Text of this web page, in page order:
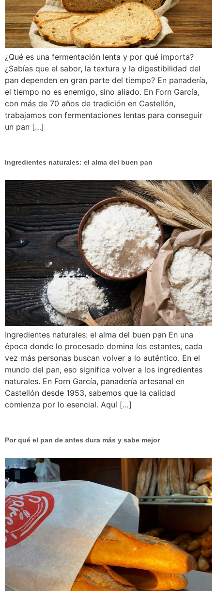
¿Qué es una fermentación lenta y por qué importa?
¿Sabías que el sabor, la textura y la digestibilidad del
pan dependen en gran parte del tiempo? En panadería,
el tiempo no es enemigo, sino aliado. En Forn García,
con más de 70 años de tradición en Castellón,
trabajamos con fermentaciones lentas para conseguir
un pan […]
Ingredientes naturales: el alma del buen pan
Ingredientes naturales: el alma del buen pan En una
época donde lo procesado domina los estantes, cada
vez más personas buscan volver a lo auténtico. En el
mundo del pan, eso significa volver a los ingredientes
naturales. En Forn García, panadería artesanal en
Castellón desde 1953, sabemos que la calidad
comienza por lo esencial. Aquí […]
Por qué el pan de antes dura más y sabe mejor